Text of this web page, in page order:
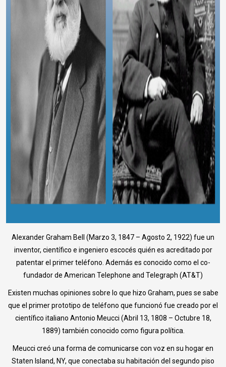
Alexander Graham Bell (Marzo 3, 1847 – Agosto 2, 1922) fue un
inventor, científico e ingeniero escocés quién es acreditado por
patentar el primer teléfono. Además es conocido como el co-
fundador de American Telephone and Telegraph (AT&T)
Existen muchas opiniones sobre lo que hizo Graham, pues se sabe
que el primer prototipo de teléfono que funcionó fue creado por el
científico italiano Antonio Meucci (Abril 13, 1808 – Octubre 18,
1889) también conocido como figura política.
Meucci creó una forma de comunicarse con voz en su hogar en
Staten Island, NY, que conectaba su habitación del segundo piso